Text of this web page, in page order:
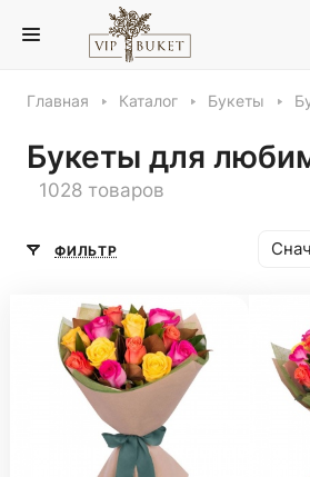
Главная Каталог Букеты
Букеты для
1028 товаров
ФИЛЬТР